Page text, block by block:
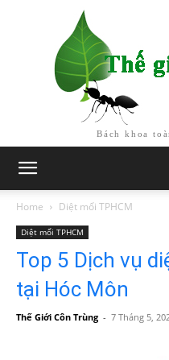
Bách khoa
Home Diệt mối TPHCM
Diệt mối TPHCM
Top 5 Dịch vụ
tại Hóc Môn
Thế Giới Côn Trùng - 7 Tháng 5,